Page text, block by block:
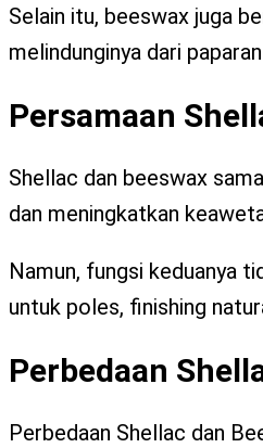
Selain itu, beeswax juga
melindunginya dari
Persamaan
Shellac dan beeswax
dan meningkatkan
Namun, fungsi keduanya
untuk poles, finishing
Perbedaan
Perbedaan Shellac dan